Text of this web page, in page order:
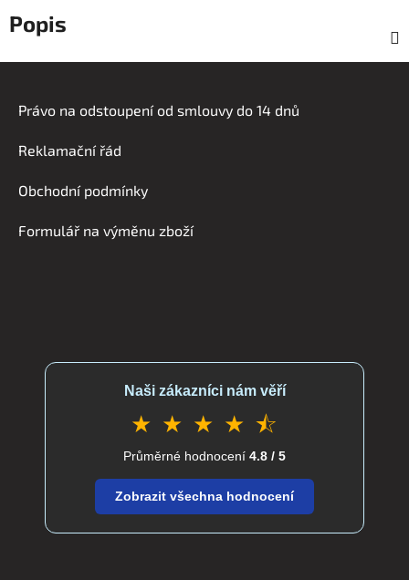
Popis
Právo na odstoupení od smlouvy do 14 dnů
Reklamační řád
Obchodní podmínky
Formulář na výměnu zboží
Naši zákazníci nám věří
★ ★ ★ ★ ⯪
Průměrné hodnocení 4.8 / 5
Zobrazit všechna hodnocení